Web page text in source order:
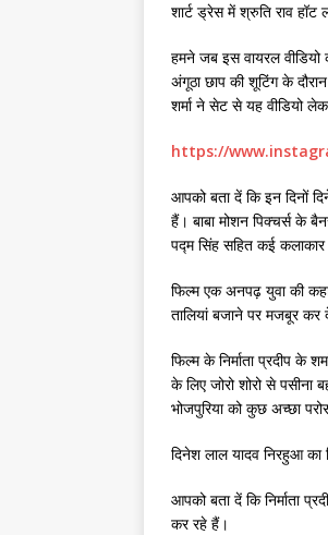
शार्ट ड्रेस में श्रुति राव
हमने जब इस वायरल वीडियो
अंगूठा छाप की शूटिंग के
शर्मा ने सेट से यह वीडियो
https://
आपको बता दें कि इन दिनों
हैं। बाबा मोशन पिक्चर्स के
पद्म सिंह सहित कई कलाकार
फिल्म एक अनपढ़ युवा की
तालियां बजाने पर मजबूर कर
फिल्म के निर्माता प्रदीप के
के लिए जोरो शोरो से
भोजपुरिया को कुछ अच्छा
दिनेश लाल यादव निरहुआ
आपको बता दें कि निर्माता
कर रहे हैं।